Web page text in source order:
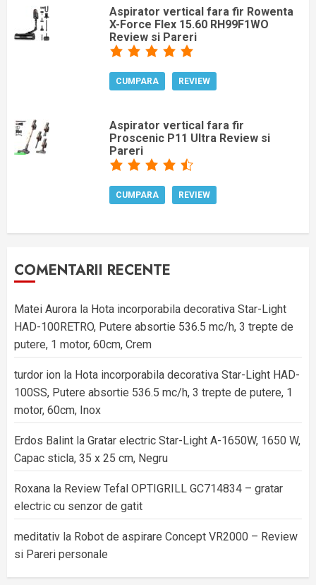
Aspirator vertical fara fir Rowenta
X-Force Flex 15.60 RH99F1WO
Review si Pareri
CUMPARA REVIEW
Aspirator vertical fara fir
Proscenic P11 Ultra Review si
Pareri
CUMPARA REVIEW
COMENTARII RECENTE
Matei Aurora la Hota incorporabila decorativa Star-Light
HAD-100RETRO, Putere absortie 536.5 mc/h, 3 trepte de
putere, 1 motor, 60cm, Crem
turdor ion la Hota incorporabila decorativa Star-Light HAD-
100SS, Putere absortie 536.5 mc/h, 3 trepte de putere, 1
motor, 60cm, Inox
Erdos Balint la Gratar electric Star-Light A-1650W, 1650 W,
Capac sticla, 35 x 25 cm, Negru
Roxana la Review Tefal OPTIGRILL GC714834 – gratar
electric cu senzor de gatit
meditativ la Robot de aspirare Concept VR2000 – Review
si Pareri personale